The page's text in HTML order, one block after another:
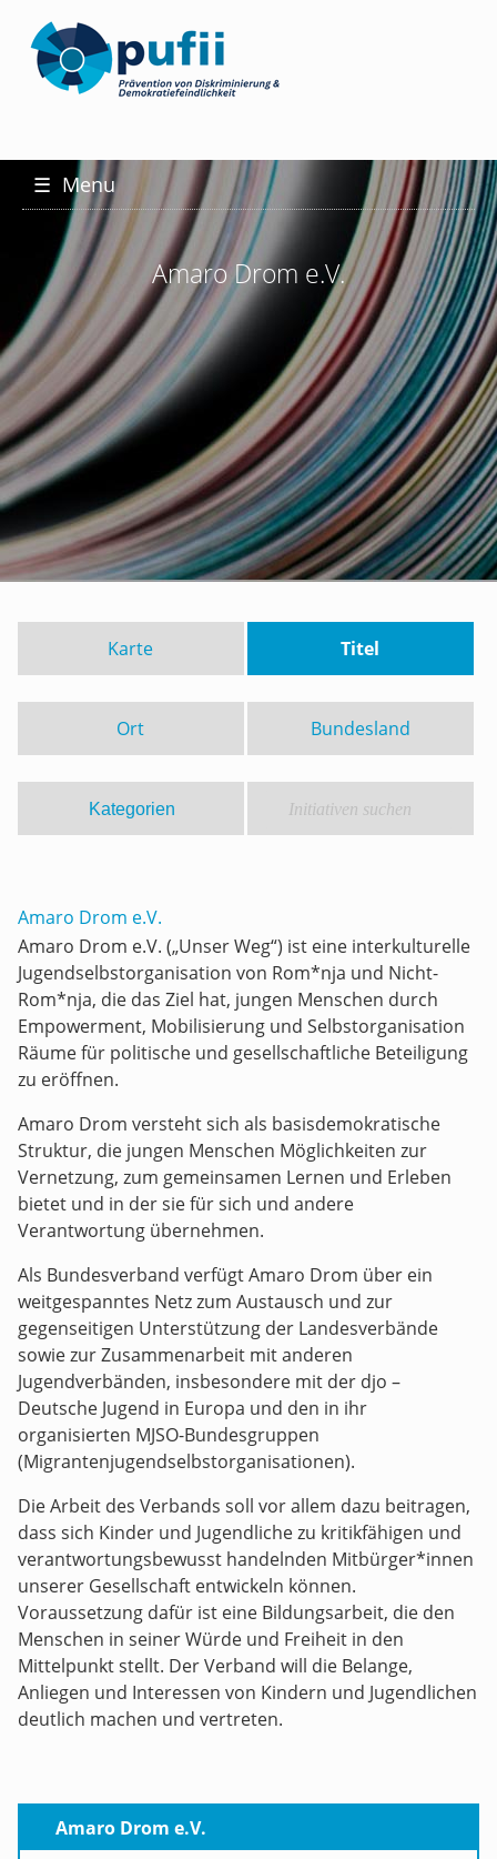
☰ Menu
Amaro Drom e.V.
Karte Titel
Ort Bundesland
Amaro Drom e.V.
Amaro Drom e.V. („Unser Weg“) ist eine interkulturelle
Jugendselbstorganisation von Rom*nja und Nicht-
Rom*nja, die das Ziel hat, jungen Menschen durch
Empowerment, Mobilisierung und Selbstorganisation
Räume für politische und gesellschaftliche Beteiligung
zu eröffnen.
Amaro Drom versteht sich als basisdemokratische
Struktur, die jungen Menschen Möglichkeiten zur
Vernetzung, zum gemeinsamen Lernen und Erleben
bietet und in der sie für sich und andere
Verantwortung übernehmen.
Als Bundesverband verfügt Amaro Drom über ein
weitgespanntes Netz zum Austausch und zur
gegenseitigen Unterstützung der Landesverbände
sowie zur Zusammenarbeit mit anderen
Jugendverbänden, insbesondere mit der djo –
Deutsche Jugend in Europa und den in ihr
organisierten MJSO-Bundesgruppen
(Migrantenjugendselbstorganisationen).
Die Arbeit des Verbands soll vor allem dazu beitragen,
dass sich Kinder und Jugendliche zu kritikfähigen und
verantwortungsbewusst handelnden Mitbürger*innen
unserer Gesellschaft entwickeln können.
Voraussetzung dafür ist eine Bildungsarbeit, die den
Menschen in seiner Würde und Freiheit in den
Mittelpunkt stellt. Der Verband will die Belange,
Anliegen und Interessen von Kindern und Jugendlichen
deutlich machen und vertreten.
Amaro Drom e.V.